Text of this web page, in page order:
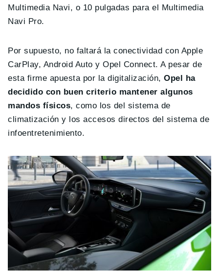
Multimedia Navi, o 10 pulgadas para el Multimedia
Navi Pro.
Por supuesto, no faltará la conectividad con Apple
CarPlay, Android Auto y Opel Connect. A pesar de
esta firme apuesta por la digitalización,Opel ha
decidido con buen criterio mantener algunos
mandos físicos, como los del sistema de
climatización y los accesos directos del sistema de
infoentretenimiento.